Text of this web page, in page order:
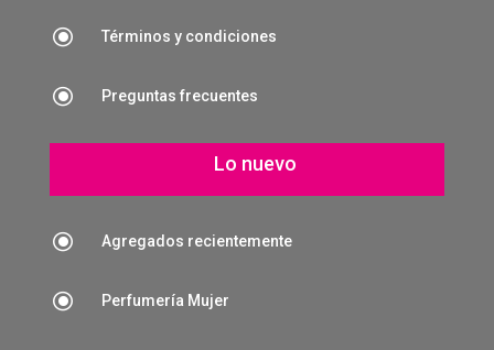
\ Términos y condiciones
\ Preguntas frecuentes
Lo nuevo
\ Agregados recientemente
\ Perfumería Mujer